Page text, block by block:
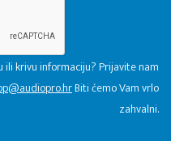
ili krivu informaciju? Prijavite nam
Biti ćemo Vam vrlo
zahvalni.